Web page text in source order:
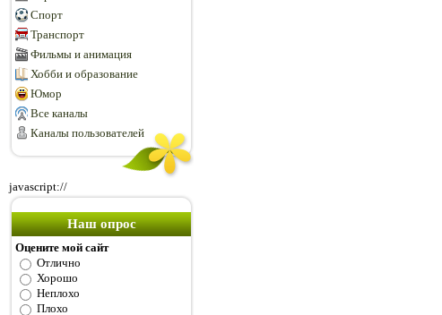
Спорт
Транспорт
Фильмы и анимация
Хобби и образование
Юмор
Все каналы
Каналы пользователей
javascript://
Наш опрос
Оцените мой сайт
Отлично
Хорошо
Неплохо
Плохо